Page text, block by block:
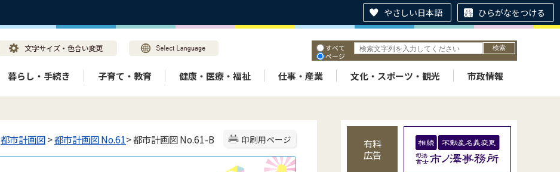
やさしい日本語 ひらがなをつける
すべて
ページ
暮らし・手続き 子育て・教育 健康・医療・福祉 仕事・産業 文化・スポーツ・観光 市政情報
印刷用ページ
都市計画図>都市計画図 No.61> 都市計画図 No.61-B
有料
広告